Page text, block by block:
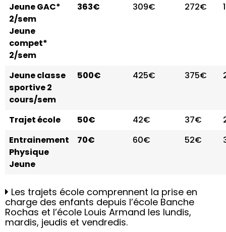
Jeune GAC*
2/sem
Jeune
compet*
2/sem
363€ 309€ 272€
Jeune classe
sportive 2
cours/sem
500€ 425€ 375€
Trajet école 50€ 42€ 37€
Entrainement
Physique
Jeune
70€ 60€ 52€
Les trajets école comprennent la prise en
charge des enfants depuis l’école Banche
Rochas et l’école Louis Armand les lundis,
mardis, jeudis et vendredis.